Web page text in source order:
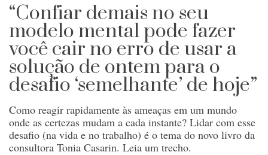
“Confiar demais no seu
modelo mental pode fazer
você cair no erro de usar a
solução de ontem para o
desafio ‘semelhante’ de hoje”
Como reagir rapidamente às ameaças em um mundo
onde as certezas mudam a cada instante? Lidar com esse
desafio (na vida e no trabalho) é o tema do novo livro da
consultora Tonia Casarin. Leia um trecho.